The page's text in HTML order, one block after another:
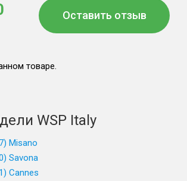
Оставить отзыв
товаре.
WSP Italy
Misano
Savona
Cannes